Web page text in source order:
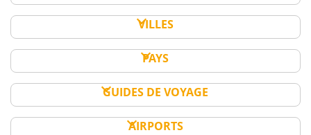
VILLES
PAYS
GUIDES DE VOYAGE
AIRPORTS